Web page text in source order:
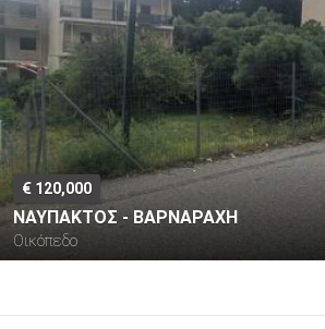
€ 120,000
ΝΑΥΠΑΚΤΟΣ - ΒΑΡΝΑΡΑΧΗ
Οικόπεδο